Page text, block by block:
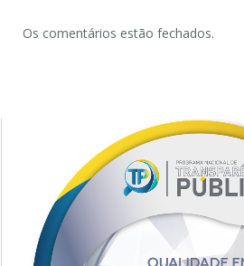
Os comentários estão fechados.